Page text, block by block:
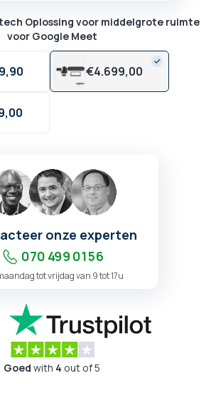
Oplossing voor middelgrote ruimte
voor Google Meet
90 €4.699,00
00
onze experten
070 499 01 56
tot vrijdag van 9 tot 17u
Goed with 4 out of 5